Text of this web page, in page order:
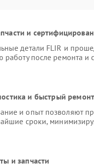
и
детали FLIR и
работу после ремонта и
и быстрый ремонт
и опыт позволяют
сроки,
и запчасти